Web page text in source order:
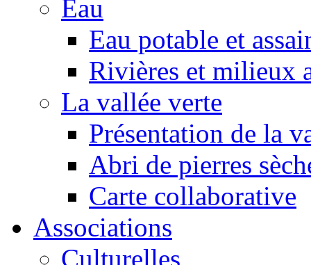
Eau
Eau potable et
Rivières et milieux
La vallée verte
Présentation de la
Abri de pierres
Carte collaborative
Associations
Culturelles